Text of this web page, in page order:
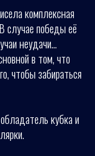
комплексная
случае победы её
неудачи…
в том, что
чтобы забираться
кубка и